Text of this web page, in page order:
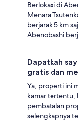
Berlokasi di
Menara
berjarak 5 km
Abenobashi
Dapatkah
gratis dan
Ya, properti ini
kamar tertentu,
pembatalan
selengkapnya